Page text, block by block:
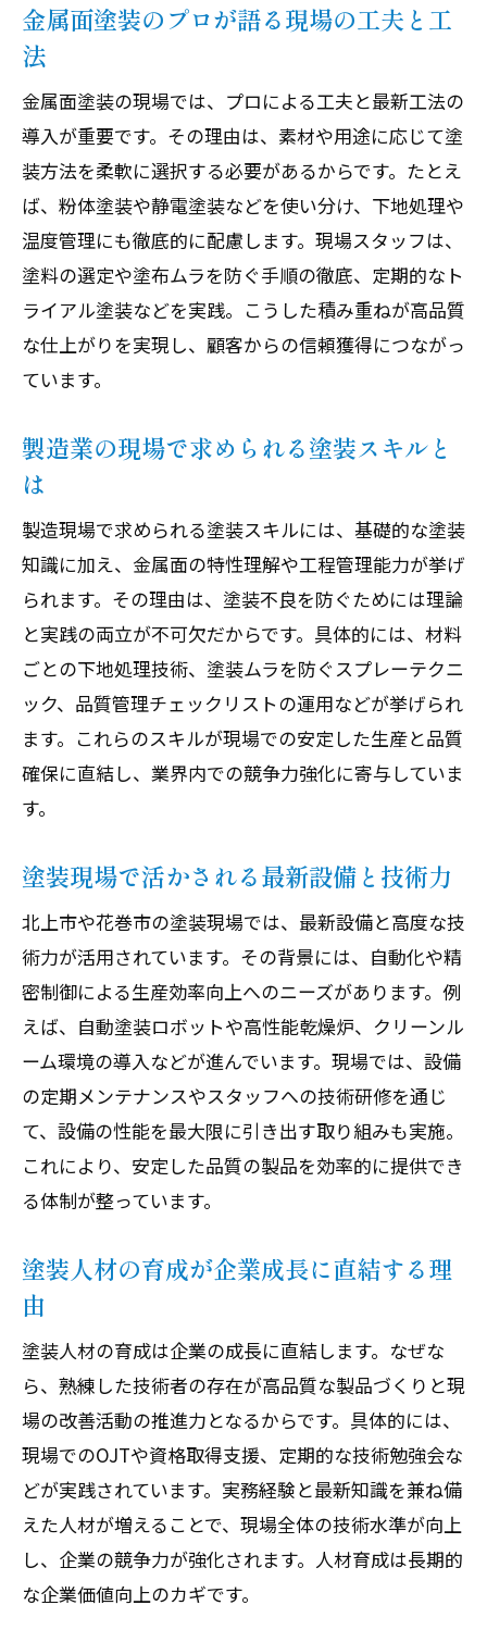
金属面塗装のプロが語る現場の工夫と工
法
金属面塗装の現場では、プロによる工夫と最新工法の
導入が重要です。その理由は、素材や用途に応じて塗
装方法を柔軟に選択する必要があるからです。たとえ
ば、粉体塗装や静電塗装などを使い分け、下地処理や
温度管理にも徹底的に配慮します。現場スタッフは、
塗料の選定や塗布ムラを防ぐ手順の徹底、定期的なト
ライアル塗装などを実践。こうした積み重ねが高品質
な仕上がりを実現し、顧客からの信頼獲得につながっ
ています。
製造業の現場で求められる塗装スキルと
は
製造現場で求められる塗装スキルには、基礎的な塗装
知識に加え、金属面の特性理解や工程管理能力が挙げ
られます。その理由は、塗装不良を防ぐためには理論
と実践の両立が不可欠だからです。具体的には、材料
ごとの下地処理技術、塗装ムラを防ぐスプレーテクニ
ック、品質管理チェックリストの運用などが挙げられ
ます。これらのスキルが現場での安定した生産と品質
確保に直結し、業界内での競争力強化に寄与していま
す。
塗装現場で活かされる最新設備と技術力
北上市や花巻市の塗装現場では、最新設備と高度な技
術力が活用されています。その背景には、自動化や精
密制御による生産効率向上へのニーズがあります。例
えば、自動塗装ロボットや高性能乾燥炉、クリーンル
ーム環境の導入などが進んでいます。現場では、設備
の定期メンテナンスやスタッフへの技術研修を通じ
て、設備の性能を最大限に引き出す取り組みも実施。
これにより、安定した品質の製品を効率的に提供でき
る体制が整っています。
塗装人材の育成が企業成長に直結する理
由
塗装人材の育成は企業の成長に直結します。なぜな
ら、熟練した技術者の存在が高品質な製品づくりと現
場の改善活動の推進力となるからです。具体的には、
現場でのOJTや資格取得支援、定期的な技術勉強会な
どが実践されています。実務経験と最新知識を兼ね備
えた人材が増えることで、現場全体の技術水準が向上
し、企業の競争力が強化されます。人材育成は長期的
な企業価値向上のカギです。